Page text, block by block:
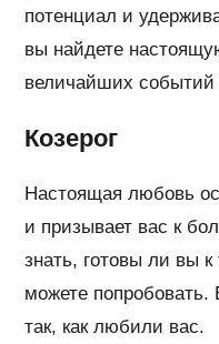
потенциал и
вы найдете
величайших событий
Козерог
Настоящая любовь
и призывает вас к
знать, готовы ли вы
можете
так, как любили вас.